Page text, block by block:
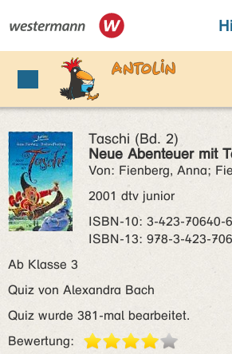
Taschi (Bd. 2)
Neue Abenteuer mit
Von: Fienberg, Anna;
2001 dtv junior
ISBN‑10: 3-423-70640-6
ISBN‑13: 978-3-423-
Ab Klasse 3
Quiz von Alexandra Bach
Quiz wurde 381-mal bearbeitet.
Bewertung: